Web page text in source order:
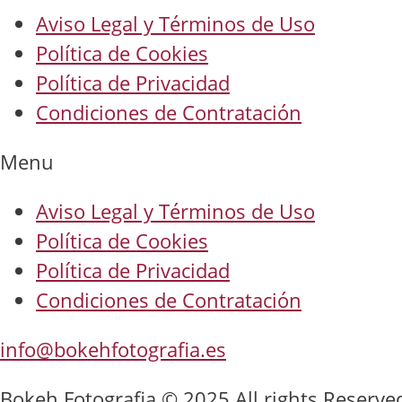
Aviso Legal y Términos de Uso
Política de Cookies
Política de Privacidad
Condiciones de Contratación
Menu
Aviso Legal y Términos de Uso
Política de Cookies
Política de Privacidad
Condiciones de Contratación
info@bokehfotografia.es